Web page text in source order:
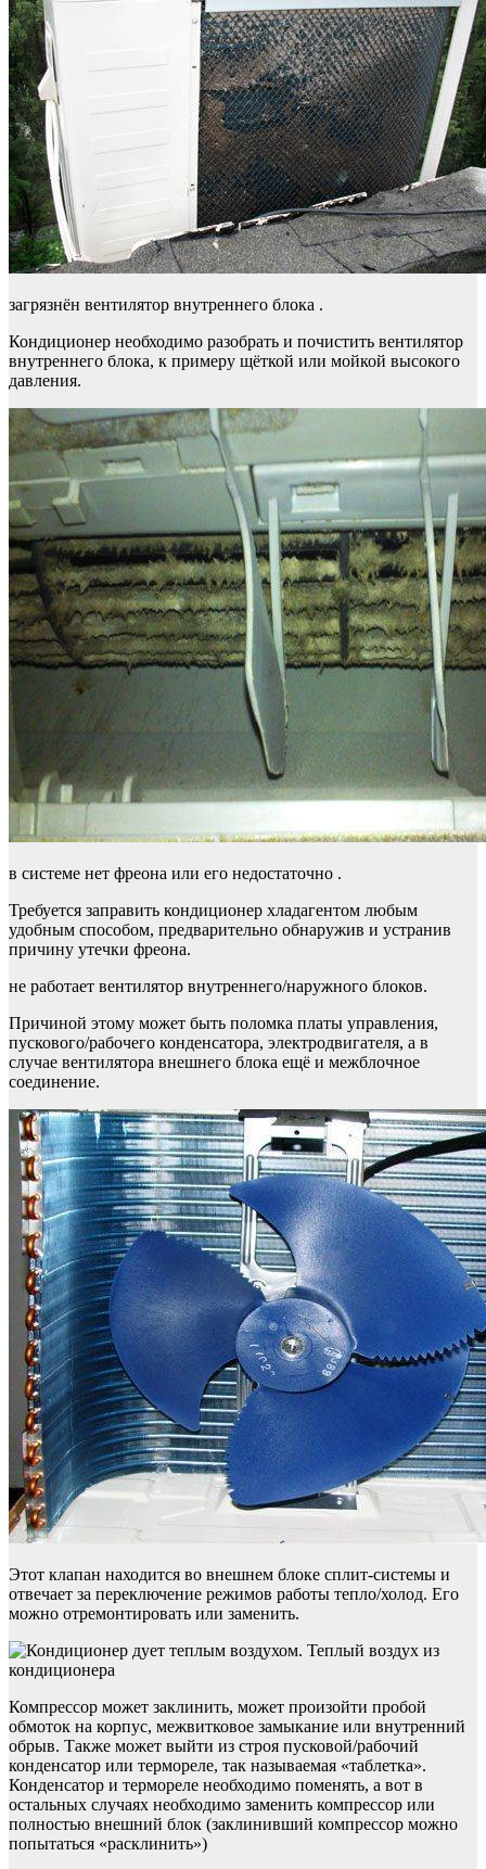
загрязнён вентилятор внутреннего блока .
Кондиционер необходимо разобрать и почистить вентилятор
внутреннего блока, к примеру щёткой или мойкой высокого
давления.
в системе нет фреона или его недостаточно .
Требуется заправить кондиционер хладагентом любым
удобным способом, предварительно обнаружив и устранив
причину утечки фреона.
не работает вентилятор внутреннего/наружного блоков.
Причиной этому может быть поломка платы управления,
пускового/рабочего конденсатора, электродвигателя, а в
случае вентилятора внешнего блока ещё и межблочное
соединение.
Этот клапан находится во внешнем блоке сплит-системы и
отвечает за переключение режимов работы тепло/холод. Его
можно отремонтировать или заменить.
Компрессор может заклинить, может произойти пробой
обмоток на корпус, межвитковое замыкание или внутренний
обрыв. Также может выйти из строя пусковой/рабочий
конденсатор или термореле, так называемая «таблетка».
Конденсатор и термореле необходимо поменять, а вот в
остальных случаях необходимо заменить компрессор или
полностью внешний блок (заклинивший компрессор можно
попытаться «расклинить»)